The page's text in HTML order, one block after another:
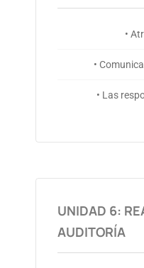
•
•
• Las
UNIDAD 6:
AUDITORÍA